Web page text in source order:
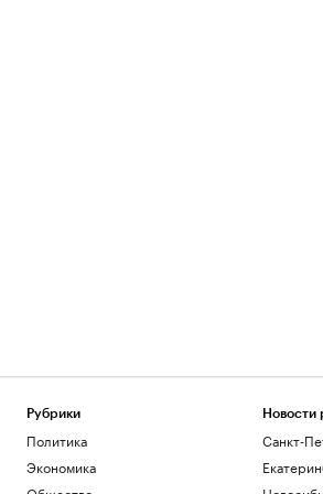
Рубрики
Политика
Экономика
Новости
Санкт-